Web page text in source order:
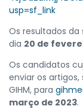
usp=sf_link
Os resultados
dia 20 de
Os candidatos
enviar os
GIHM, para
março de 2023.